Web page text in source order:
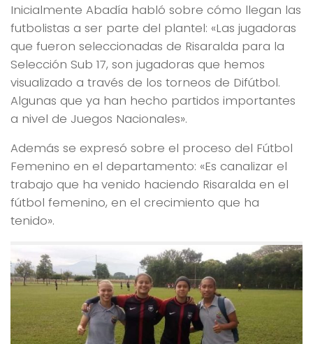
Inicialmente Abadía habló sobre cómo llegan las
futbolistas a ser parte del plantel: «Las jugadoras
que fueron seleccionadas de Risaralda para la
Selección Sub 17, son jugadoras que hemos
visualizado a través de los torneos de Difútbol.
Algunas que ya han hecho partidos importantes
a nivel de Juegos Nacionales».
Además se expresó sobre el proceso del Fútbol
Femenino en el departamento: «Es canalizar el
trabajo que ha venido haciendo Risaralda en el
fútbol femenino, en el crecimiento que ha
tenido».